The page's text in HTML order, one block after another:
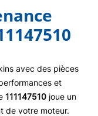
avec des pièces
et
111147510 joue un
de votre moteur.